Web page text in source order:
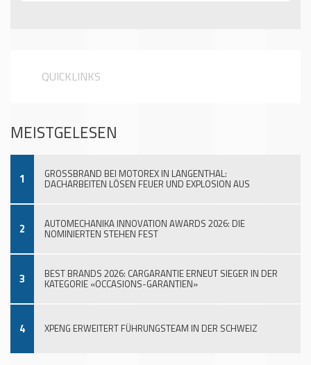
QUICKLINKS
MEISTGELESEN
1 GROSSBRAND BEI MOTOREX IN LANGENTHAL:
DACHARBEITEN LÖSEN FEUER UND EXPLOSION AUS
2 AUTOMECHANIKA INNOVATION AWARDS 2026: DIE
NOMINIERTEN STEHEN FEST
3 BEST BRANDS 2026: CARGARANTIE ERNEUT SIEGER IN DER
KATEGORIE «OCCASIONS-GARANTIEN»
4 XPENG ERWEITERT FÜHRUNGSTEAM IN DER SCHWEIZ